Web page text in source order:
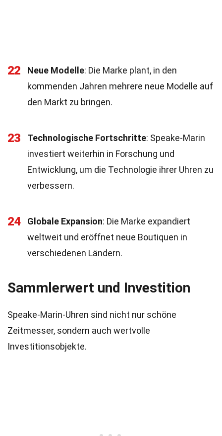
22 Neue Modelle: Die Marke plant, in den
kommenden Jahren mehrere neue Modelle auf
den Markt zu bringen.
23 Technologische Fortschritte: Speake-Marin
investiert weiterhin in Forschung und
Entwicklung, um die Technologie ihrer Uhren zu
verbessern.
24 Globale Expansion: Die Marke expandiert
weltweit und eröffnet neue Boutiquen in
verschiedenen Ländern.
Sammlerwert und Investition
Speake-Marin-Uhren sind nicht nur schöne
Zeitmesser, sondern auch wertvolle
Investitionsobjekte.